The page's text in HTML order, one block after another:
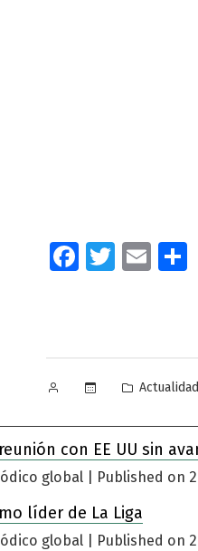
Facebook
Twitter
Publicado
Publicado
Actualidad
con EE UU sin
global Published on
líder de La Liga
global Published on